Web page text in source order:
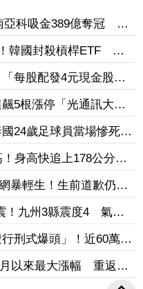
亞科吸金389億奪冠
看俏、挑戰連5紅
韓國封殺槓桿ETF 散
」股民看傻：要去教訓
每股配發4元現金股
5根漲停「光通訊大
光電股4檔登頂
國24歲足球員當場慘死
身高快追上178公分名
暴輕生！生前道歉仍止
訊
！九州3縣震度4 氣象
刑式爆頭」！近60萬粉
以來最大漲幅 重返